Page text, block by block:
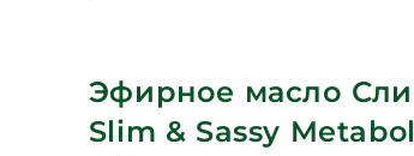
Эфирное масло
Slim & Sassy